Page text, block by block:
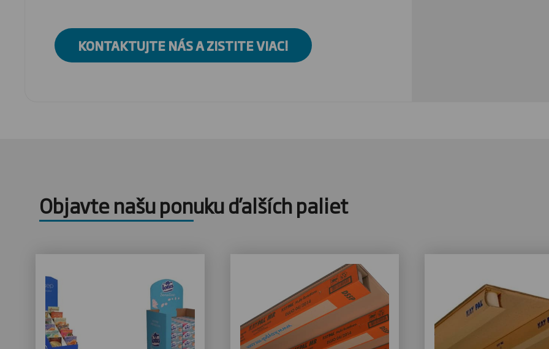
KONTAKTUJTE NÁS A ZISTITE VIAC!
Objavte našu ponuku ďalších paliet